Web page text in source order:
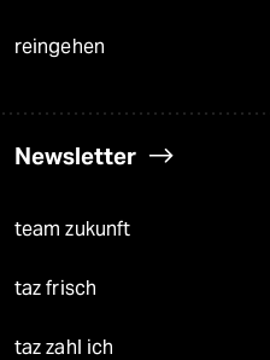
reingehen
Newsletter
team zukunft
taz frisch
taz zahl ich